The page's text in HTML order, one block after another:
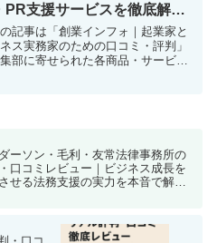
PR支援サービスを徹底解
記事は「創業インフォ｜起業家と
ス実務家のための口コミ・評判」
部に寄せられた各商品・サービス
ーソン・毛利・友常法律事務所の
口コミレビュー｜ビジネス成長を
せる法務支援の実力を本音で解